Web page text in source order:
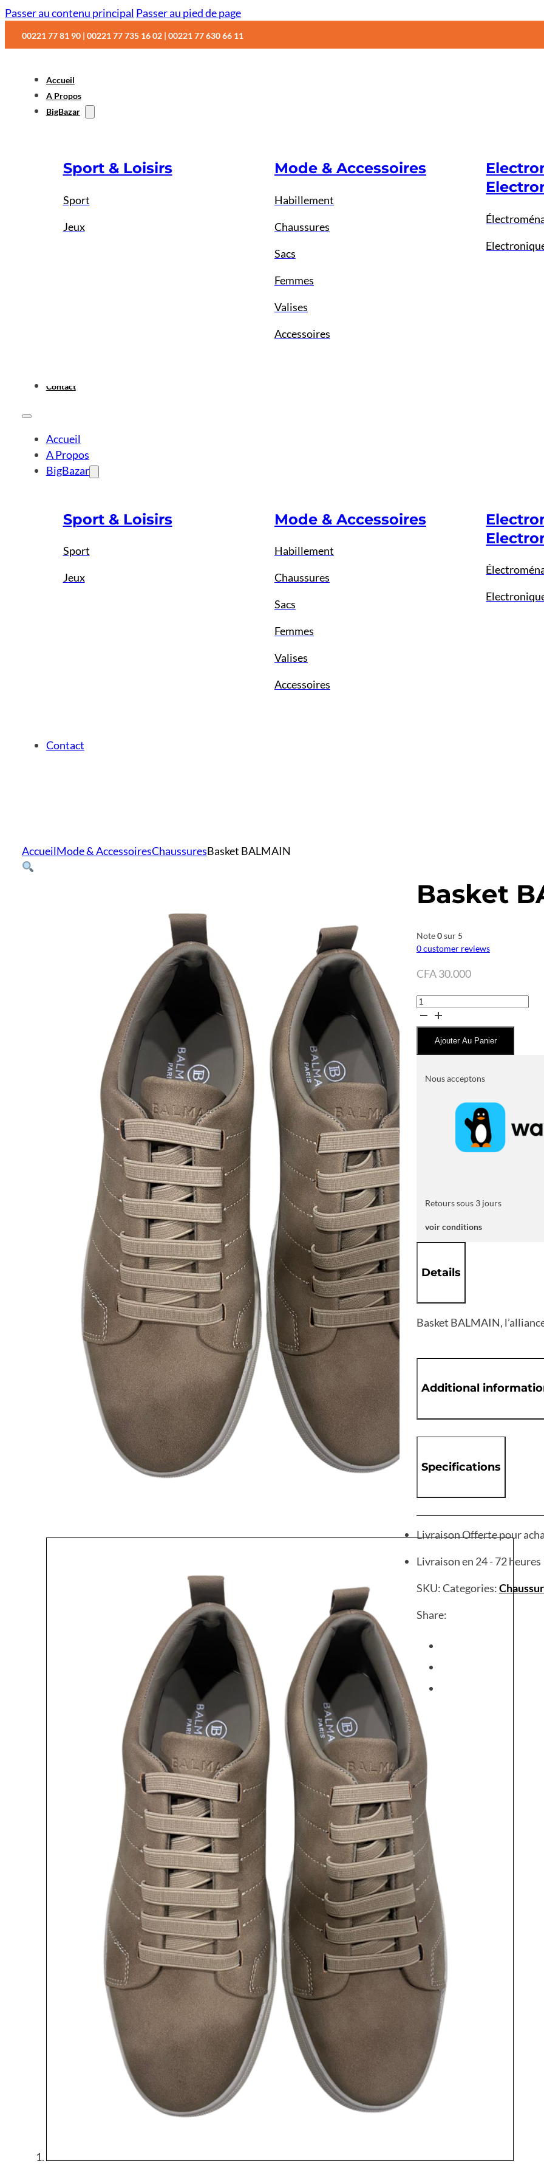
Passer au contenu principal Passer au pied de page
00221 77 81 90 | 00221 77 735 16 02 | 00221 77 630 66 11
Accueil
A Propos
BigBazar
Sport & Loisirs
Sport
Jeux
Mode & Accessoires
Habillement
Chaussures
Sacs
Femmes
Valises
Accessoires
Contact
Accueil
A Propos
BigBazar
Sport & Loisirs
Sport
Jeux
Mode & Accessoires
Habillement
Chaussures
Sacs
Femmes
Valises
Accessoires
Contact
AccueilMode & AccessoiresChaussuresBasket BALMAIN
Basket
Note0sur 5
0customer reviews
CFA30.000
quantité
de
Basket
BALMAIN
Ajouter Au Panier
Nous acceptons
Retours sous 3 jours
voir conditions
Details
Basket BALMAIN,
Additional
Specifications
Livraison Offerte pour
Livraison en 24 - 72 heures
SKU:Categories:
Share: